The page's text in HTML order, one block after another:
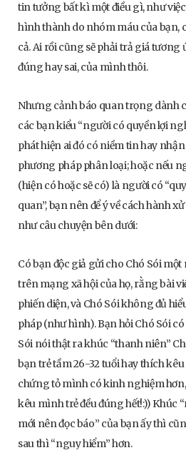
tin tưởng bất kì một điều gì, như
hình thành do nhóm máu của bạn,
cả. Ai rồi cũng sẽ phải trả giá tương
đúng hay sai, của mình thôi.
Nhưng cảnh báo quan trọng dành
các bạn kiểu “người có quyền lợi
phát hiện ai đó có niềm tin hay
phương pháp phân loại; hoặc nếu
(hiện có hoặc sẽ có) là người có
quan”, bạn nên để ý về cách hành
như câu chuyện bên dưới:
Có bạn độc giả gửi cho Chó Sói
trên mạng xã hội của họ, rằng bài
phiến diện, và Chó Sói không đủ
pháp (như hình). Bạn hỏi Chó Sói
Sói nói thật ra khúc “thanh niên”
bạn trẻ tầm 26-32 tuổi hay thích
chứng tỏ mình có kinh nghiệm
kêu mình trẻ đều đúng hết!:)) Khúc
mới nên đọc báo” của bạn ấy thì
sau thì “nguy hiểm” hơn.